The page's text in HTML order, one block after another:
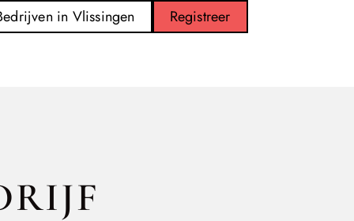
Registreer
in Vlissingen